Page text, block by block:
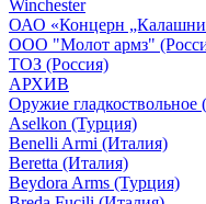
Winchester
ОАО «Концерн
ООО "Молот армз"
ТОЗ (Россия)
АРХИВ
Оружие гладкоствольное
Aselkon (Турция)
Benelli Armi (Италия)
Beretta (Италия)
Beydora Arms (Турция)